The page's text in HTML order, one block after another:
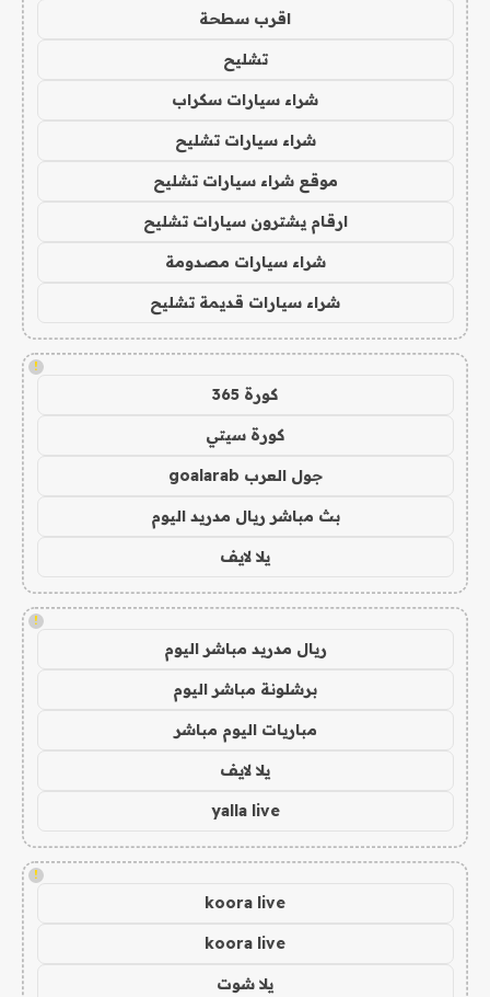
اقرب سطحة
تشليح
شراء سيارات سكراب
شراء سيارات تشليح
موقع شراء سيارات تشليح
ارقام يشترون سيارات تشليح
شراء سيارات مصدومة
شراء سيارات قديمة تشليح
!
كورة 365
كورة سيتي
جول العرب goalarab
بث مباشر ريال مدريد اليوم
يلا لايف
!
ريال مدريد مباشر اليوم
برشلونة مباشر اليوم
مباريات اليوم مباشر
يلا لايف
yalla live
!
koora live
koora live
يلا شوت